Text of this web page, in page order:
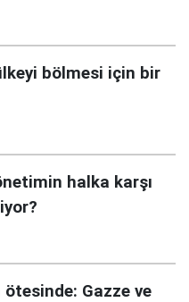
bölmesi için bir
halka karşı
Gazze ve